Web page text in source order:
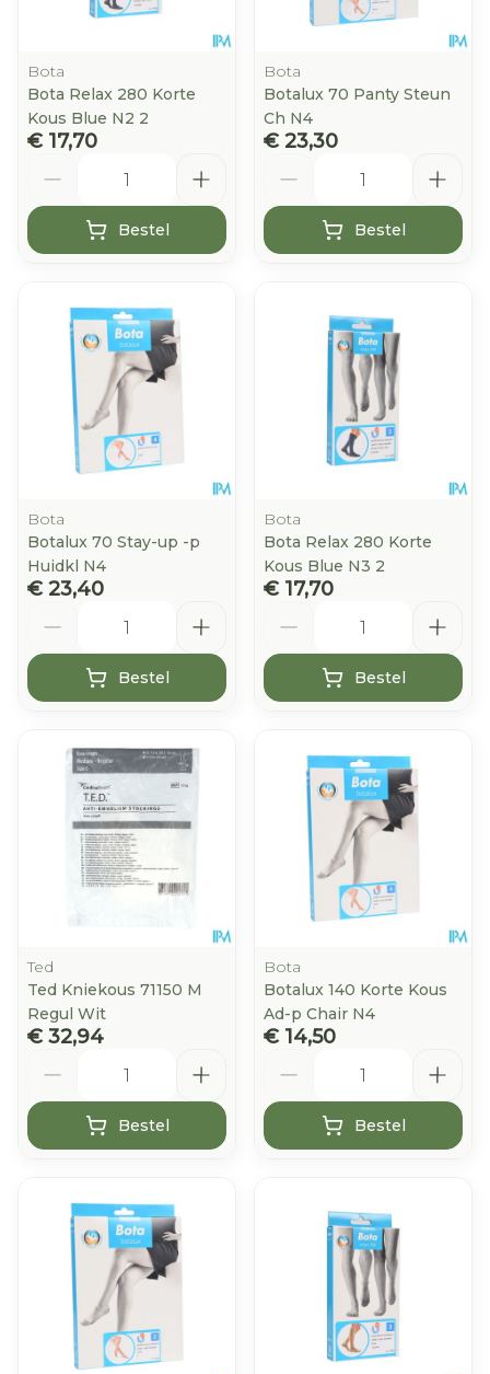
Bota
Bota Relax 280 Korte
Kous Blue N2 2
€ 17,70
Bestel
Bota
Botalux 70 Panty Steun
Ch N4
€ 23,30
Bestel
Bota
Botalux 70 Stay-up -p
Huidkl N4
€ 23,40
Bestel
Bota
Bota Relax 280 Korte
Kous Blue N3 2
€ 17,70
Bestel
Ted
Ted Kniekous 71150 M
Regul Wit
€ 32,94
Bestel
Bota
Botalux 140 Korte Kous
Ad-p Chair N4
€ 14,50
Bestel